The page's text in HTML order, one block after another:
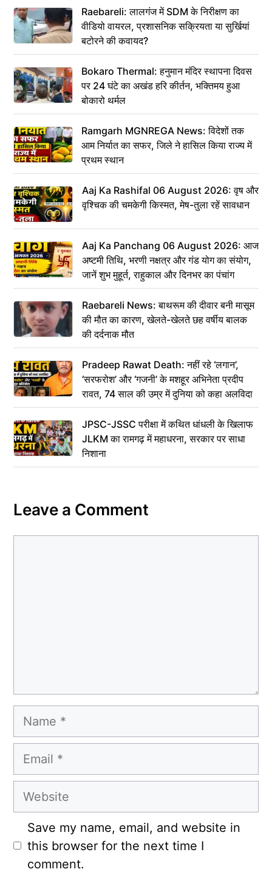
Raebareli: लालगंज में SDM के निरीक्षण का
वीडियो वायरल, प्रशासनिक सक्रियता या सुर्खियां
बटोरने की कवायद?
Bokaro Thermal: हनुमान मंदिर स्थापना दिवस
पर 24 घंटे का अखंड हरि कीर्तन, भक्तिमय हुआ
बोकारो थर्मल
Ramgarh MGNREGA News: विदेशों तक
आम निर्यात का सफर, जिले ने हासिल किया राज्य में
प्रथम स्थान
Aaj Ka Rashifal 06 August 2026: वृष और
वृश्चिक की चमकेगी किस्मत, मेष-तुला रहें सावधान
Aaj Ka Panchang 06 August 2026: आज
अष्टमी तिथि, भरणी नक्षत्र और गंड योग का संयोग,
जानें शुभ मुहूर्त, राहुकाल और दिनभर का पंचांग
Raebareli News: बाथरूम की दीवार बनी मासूम
की मौत का कारण, खेलते-खेलते छह वर्षीय बालक
की दर्दनाक मौत
Pradeep Rawat Death: नहीं रहे ‘लगान’,
‘सरफरोश’ और ‘गजनी’ के मशहूर अभिनेता प्रदीप
रावत, 74 साल की उम्र में दुनिया को कहा अलविदा
JPSC-JSSC परीक्षा में कथित धांधली के खिलाफ
JLKM का रामगढ़ में महाधरना, सरकार पर साधा
निशाना
Leave a Comment
Name
Email
Website
Save my name, email, and website in
this browser for the next time I
comment.